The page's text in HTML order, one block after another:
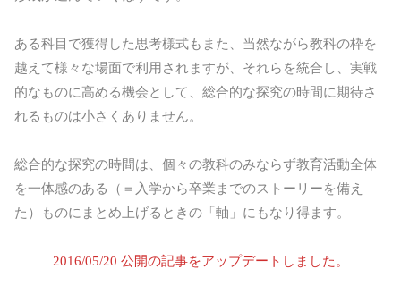
ある科目で獲得した思考様式もまた、当然ながら教科の枠を
越えて様々な場面で利用されますが、それらを統合し、実戦
的なものに高める機会として、総合的な探究の時間に期待さ
れるものは小さくありません。
総合的な探究の時間は、個々の教科のみならず教育活動全体
を一体感のある（＝入学から卒業までのストーリーを備え
た）ものにまとめ上げるときの「軸」にもなり得ます。
2016/05/20 公開の記事をアップデートしました。